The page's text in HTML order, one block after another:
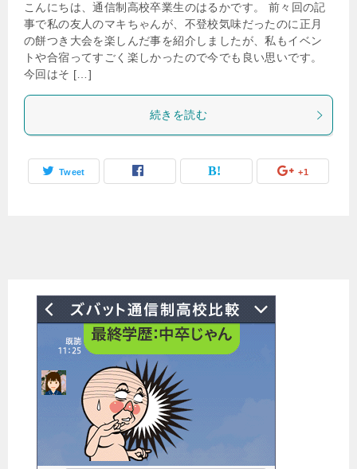
こんにちは、通信制高校卒業生のはるかです。 前々回の記
事で私の友人のマキちゃんが、不登校気味だったのに正月
の餅つき大会を楽しんだ事を紹介しましたが、私もイベン
トや合宿ってすごく楽しかったので今でも良い思いです。
今回はそ […]
続きを読む
Tweet +1